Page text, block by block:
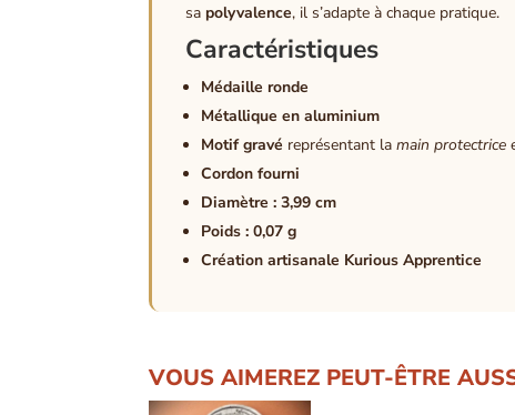
sa polyvalence, il s’adapte à chaque pratique.
Caractéristiques
Médaille ronde
Métallique en aluminium
Motif gravé représentant lamain protectrice
Cordon fourni
Diamètre : 3,99 cm
Poids : 0,07 g
Création artisanale Kurious Apprentice
VOUS AIMEREZ PEUT-ÊTRE